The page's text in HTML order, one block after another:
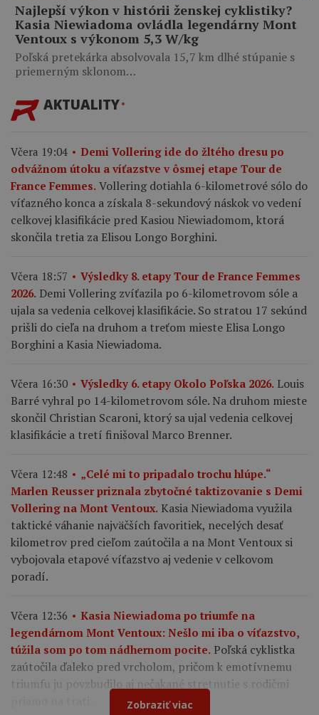
Najlepší výkon v histórii ženskej cyklistiky?
Kasia Niewiadoma ovládla legendárny Mont
Ventoux s výkonom 5,3 W/kg
Poľská pretekárka absolvovala 15,7 km dlhé stúpanie s
priemerným sklonom…
AKTUALITY
Včera 19:04
Demi Vollering ide do žltého dresu po
odvážnom útoku a víťazstve v ôsmej etape Tour de
France Femmes. Vollering dotiahla 6-kilometrové sólo do
víťazného konca a získala 8-sekundový náskok vo vedení
celkovej klasifikácie pred Kasiou Niewiadomom, ktorá
skončila tretia za Elisou Longo Borghini.
Včera 18:57
Výsledky 8. etapy Tour de France Femmes
2026. Demi Vollering zvíťazila po 6-kilometrovom sóle a
ujala sa vedenia celkovej klasifikácie. So stratou 17 sekúnd
prišli do cieľa na druhom a treťom mieste Elisa Longo
Borghini a Kasia Niewiadoma.
Včera 16:30 Výsledky 6. etapy Okolo Poľska 2026. Louis
Barré vyhral po 14-kilometrovom sóle. Na druhom mieste
skončil Christian Scaroni, ktorý sa ujal vedenia celkovej
klasifikácie a tretí finišoval Marco Brenner.
Včera 12:48
„Celé mi to pripadalo trochu hlúpe.“
Marlen Reusser priznala zbytočné taktizovanie s Demi
Vollering na Mont Ventoux. Kasia Niewiadoma využila
taktické váhanie najväčších favoritiek, necelých desať
kilometrov pred cieľom zaútočila a na Mont Ventoux si
vybojovala etapové víťazstvo aj vedenie v celkovom
poradí.
Včera 12:36
Kasia Niewiadoma po triumfe na
legendárnom Mont Ventoux: Nešlo mi iba o víťazstvo,
túžila som po tom nádhernom pocite. Poľská cyklistka
zaútočila ďaleko pred vrcholom, pričom k emotívnemu
triumfu ju povzbudilo aj nečakané stretnutie s rodičmi
Zobraziť viac